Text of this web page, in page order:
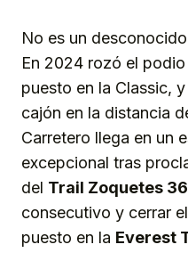
No es un
En 2024 rozó el
puesto en la Classic,
cajón en la distancia
Carretero llega en un
excepcional tras
del Trail Zoquetes
consecutivo y cerrar
puesto en la Everest